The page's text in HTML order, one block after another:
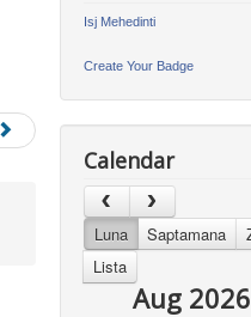
Isj Mehedinti
Create Your Badge
Calendar
Luna Saptamana
Lista
Aug 2026